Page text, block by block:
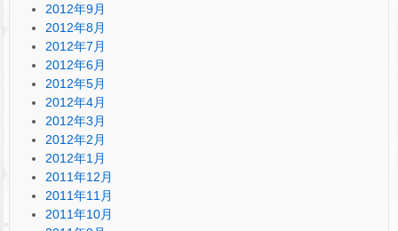
2012年9月
2012年8月
2012年7月
2012年6月
2012年5月
2012年4月
2012年3月
2012年2月
2012年1月
2011年12月
2011年11月
2011年10月